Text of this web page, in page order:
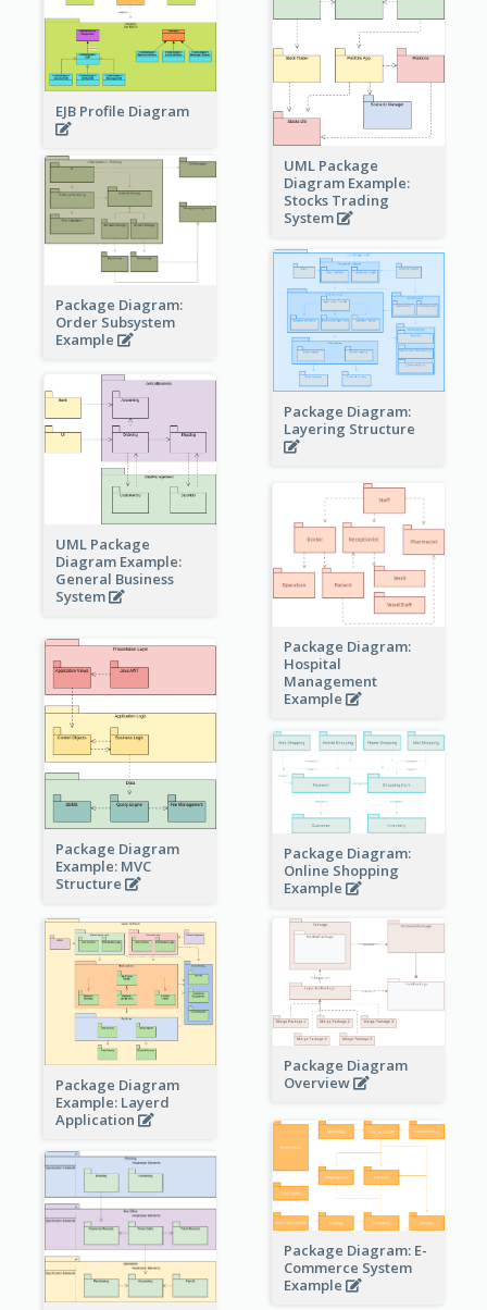
EJB Profile Diagram
UML Package
Diagram Example:
Stocks Trading
System
Package Diagram:
Order Subsystem
Example
Package Diagram:
Layering Structure
UML Package
Diagram Example:
General Business
System
Package Diagram:
Hospital
Management
Example
Package Diagram
Example: MVC
Structure
Package Diagram:
Online Shopping
Example
Package Diagram
Example: Layerd
Application
Package Diagram
Overview
Package Diagram: E-
Commerce System
Example